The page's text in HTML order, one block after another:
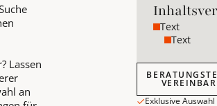
Lassen
an
Text
Text
Exklusive Auswahl